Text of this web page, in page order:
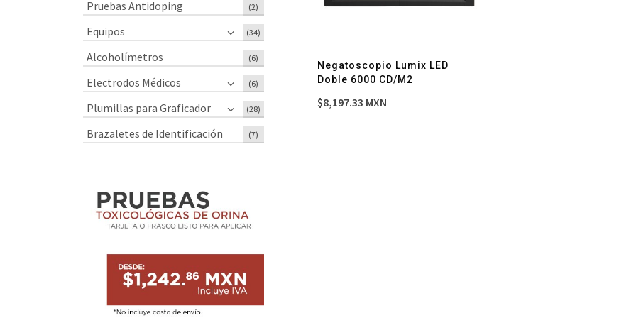
Negatoscopio Lumix LED
Doble 6000 CD/M2
$8,197.33 MXN
Pruebas Antidoping (2)
Equipos (34)
Alcoholímetros (6)
Electrodos Médicos (6)
Plumillas para Graficador (28)
Brazaletes de Identificación (7)